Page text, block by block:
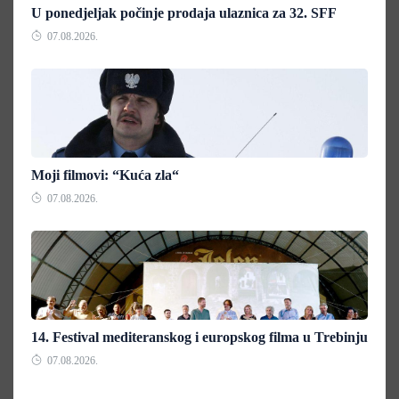
U ponedjeljak počinje prodaja ulaznica za 32. SFF
07.08.2026.
Moji filmovi: “Kuća zla“
07.08.2026.
14. Festival mediteranskog i europskog filma u Trebinju
07.08.2026.